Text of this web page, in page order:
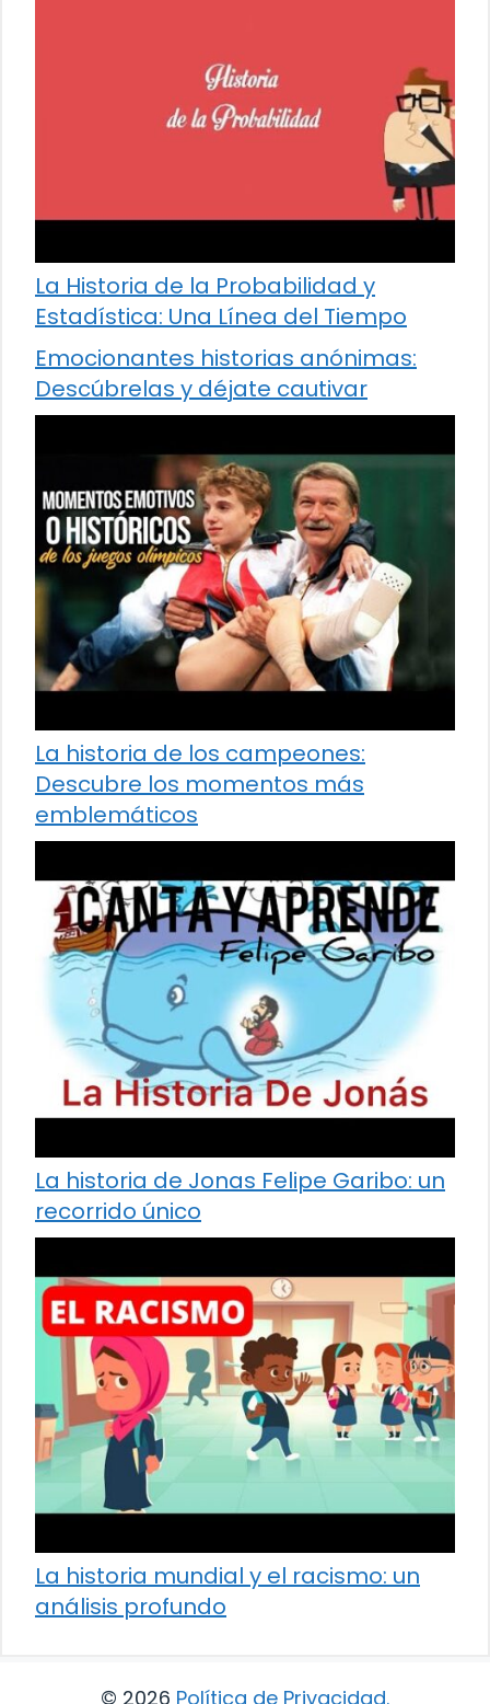
La Historia de la Probabilidad y
Estadística: Una Línea del Tiempo
Emocionantes historias anónimas:
Descúbrelas y déjate cautivar
La historia de los campeones:
Descubre los momentos más
emblemáticos
La historia de Jonas Felipe Garibo: un
recorrido único
La historia mundial y el racismo: un
análisis profundo
© 2026 Política de Privacidad.